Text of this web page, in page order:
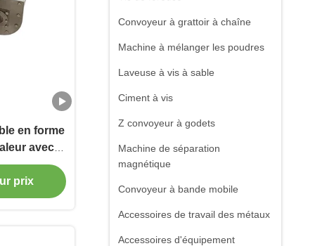
Convoyeur à grattoir à chaîne
Machine à mélanger les poudres
Laveuse à vis à sable
Ciment à vis
Z convoyeur à godets
Machine de séparation
magnétique
Convoyeur à bande mobile
Accessoires de travail des métaux
Accessoires d'équipement
en forme
avec
prix